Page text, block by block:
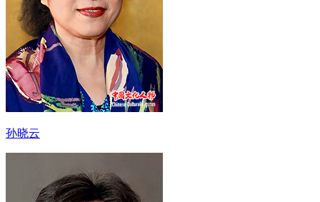
孙晓云